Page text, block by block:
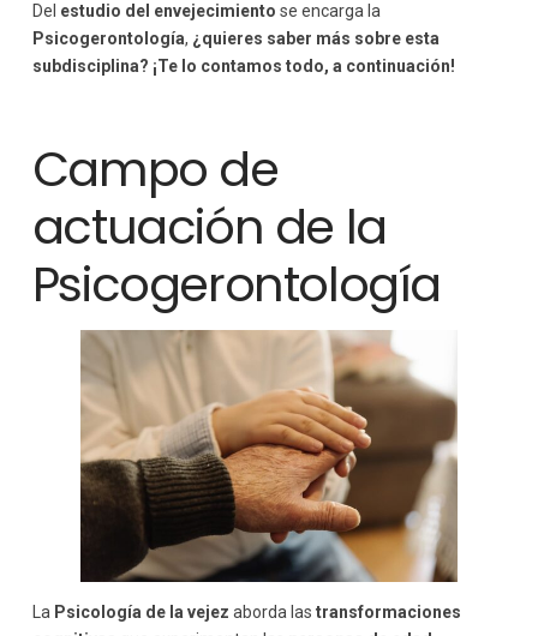
Del estudio del envejecimiento se encarga la
Psicogerontología, ¿quieres saber más sobre esta
subdisciplina? ¡Te lo contamos todo, a continuación!
Campo de
actuación de la
Psicogerontología
La Psicología de la vejez aborda las transformaciones